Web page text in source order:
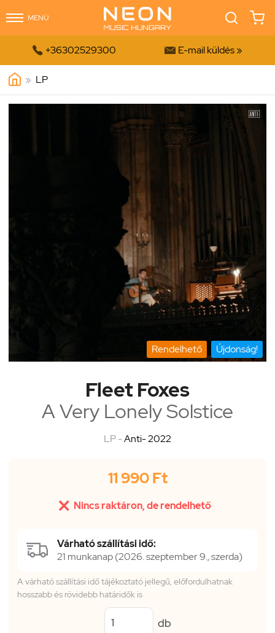
MENÜ
 +36302529300  E-mail küldés »
» LP
Rendelhető Újdonság!
Fleet Foxes
A Very Lonely Solstice
LP -Anti- 2022
11 990 Ft
 Nincs raktáron, de rendelhető
Várható szállítási idő:
21 munkanap (2026. szeptember 9., szerda)
A várható szállítási idő tájékoztató jellegű, előfordulhatnak
hosszabb és rövidebb határidők is
db